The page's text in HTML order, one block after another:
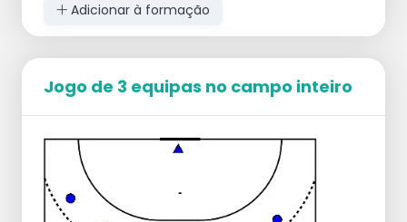
Início
O exercício começa com um passe do
guarda-redes para uma das alas, criando
uma situação de 1x0.
Após a finalização, o jogador realiza uma
recuperação defensiva.
Adicionar à formação
Jogo de 3 equipas no campo inteiro